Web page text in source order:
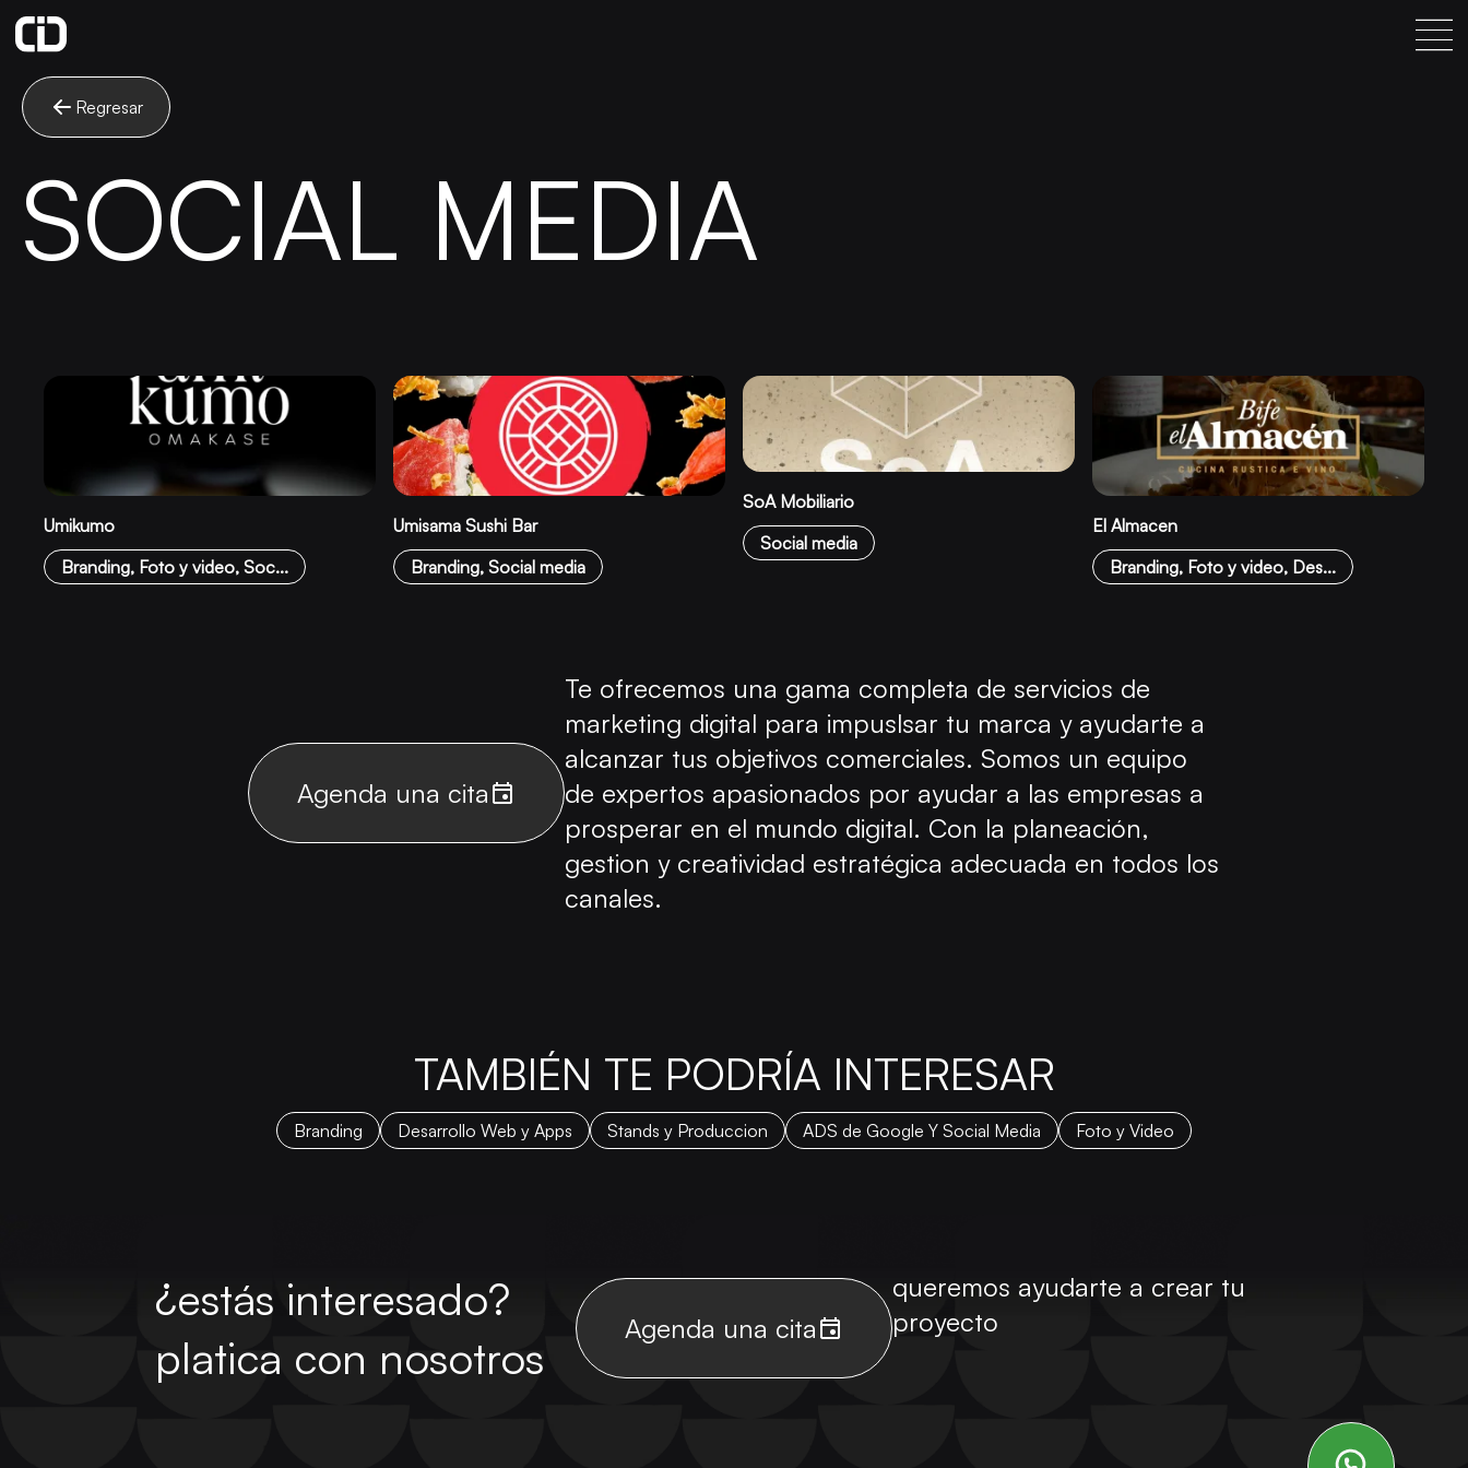
Regresar
SOCIAL MEDIA
Umikumo
Branding, Foto y video, Soc...
Umisama Sushi Bar
Branding, Social media
SoA Mobiliario
Social media
El Almacen
Branding, Foto y video, Des...
Agenda una cita
Te ofrecemos una gama completa de servicios de
marketing digital para impuslsar tu marca y ayudarte a
alcanzar tus objetivos comerciales. Somos un equipo
de expertos apasionados por ayudar a las empresas a
prosperar en el mundo digital. Con la planeación,
gestion y creatividad estratégica adecuada en todos los
canales.
TAMBIÉN TE PODRÍA INTERESAR
Branding Desarrollo Web y Apps Stands y Produccion ADS de Google Y Social Media Foto y Video
¿estás interesado?
platica con nosotros
Agenda una cita
queremos ayudarte a crear tu
proyecto